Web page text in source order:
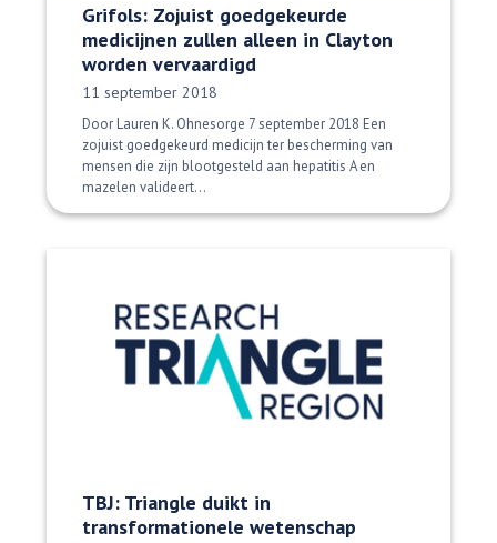
Grifols: Zojuist goedgekeurde
medicijnen zullen alleen in Clayton
worden vervaardigd
Datum gepubliceerd:
11 september 2018
Door Lauren K. Ohnesorge 7 september 2018 Een
zojuist goedgekeurd medicijn ter bescherming van
mensen die zijn blootgesteld aan hepatitis A en
mazelen valideert...
TBJ: Triangle duikt in
transformationele wetenschap